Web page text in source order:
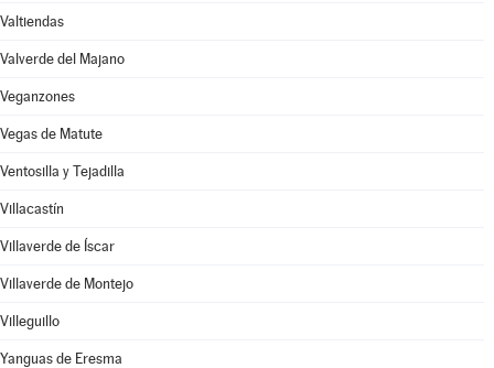
Valtiendas
Valverde del Majano
Veganzones
Vegas de Matute
Ventosilla y Tejadilla
Villacastín
Villaverde de Íscar
Villaverde de Montejo
Villeguillo
Yanguas de Eresma